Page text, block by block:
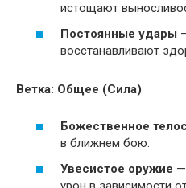
истощают
Постоянные удары
восстанавливают
Ветка: Общее (Сила)
Божественное
в ближнем бою.
Увесистое оружие —